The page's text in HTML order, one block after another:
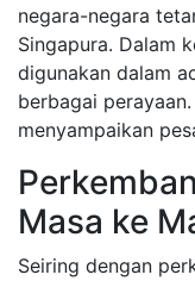
negara-negara
Singapura. Dalam
digunakan dalam
berbagai
menyampaikan
Masa ke
Seiring dengan